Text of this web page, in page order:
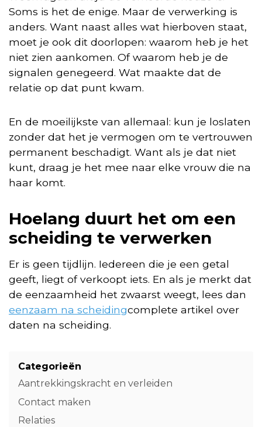
Soms is het de enige. Maar de verwerking is
anders. Want naast alles wat hierboven staat,
moet je ook dit doorlopen: waarom heb je het
niet zien aankomen. Of waarom heb je de
signalen genegeerd. Wat maakte dat de
relatie op dat punt kwam.
En de moeilijkste van allemaal: kun je loslaten
zonder dat het je vermogen om te vertrouwen
permanent beschadigt. Want als je dat niet
kunt, draag je het mee naar elke vrouw die na
haar komt.
Hoelang duurt het om een
scheiding te verwerken
Er is geen tijdlijn. Iedereen die je een getal
geeft, liegt of verkoopt iets. En als je merkt dat
de eenzaamheid het zwaarst weegt, lees dan
eenzaam na scheidingcomplete artikel over
daten na scheiding.
Categorieën
Aantrekkingskracht en verleiden
Contact maken
Relaties